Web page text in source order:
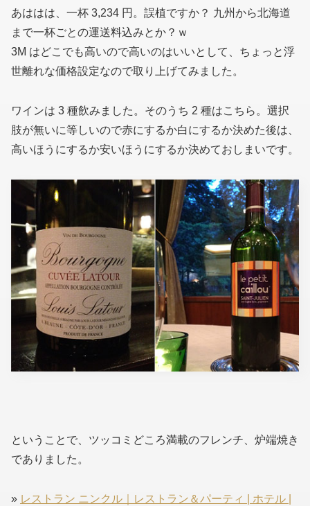
あははは、一杯 3,234 円。誤植ですか？ 九州から北海道
まで一杯ごとの運送料込みとか？ｗ
3M はどこでも高いので高いのはいいとして、ちょっと浮
世離れな価格設定なので取り上げてみました。
ワインは 3 種飲みました。そのうち 2 種はこちら。選択
肢が無いに等しいので赤にするか白にするか決めた後は、
高いほうにするか安いほうにするか決めておしまいです。
ということで、ツッコミどころ満載のフレンチ、炉端焼き
でありました。
» レストラン ニンクル｜レストラン＆パーティ | ホテル |